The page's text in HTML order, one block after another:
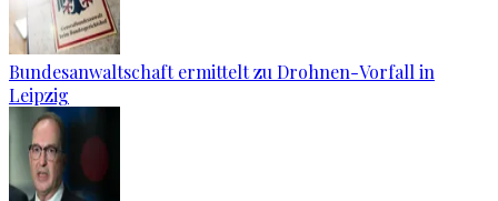
Bundesanwaltschaft ermittelt zu Drohnen-Vorfall in
Leipzig